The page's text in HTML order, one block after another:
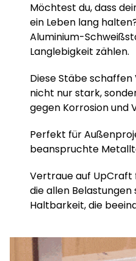
Möchtest du, dass
ein Leben lang
Aluminium-
Langlebigkeit zählen.
Diese Stäbe schaffen
nicht nur stark,
gegen Korrosion und
Perfekt für
beanspruchte
Vertraue auf UpCraft
die allen
Haltbarkeit, die